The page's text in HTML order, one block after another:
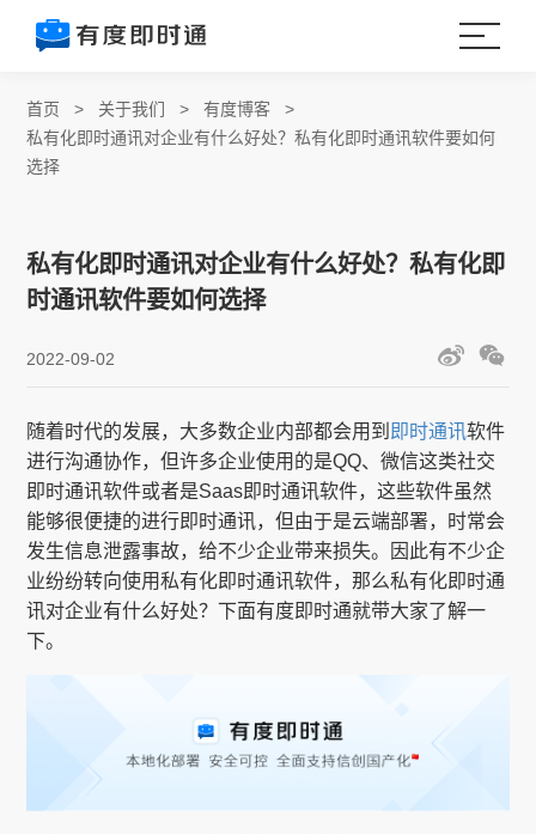
首页 > 关于我们 >有度博客 >
私有化即时通讯对企业有什么好处？私有化即时通讯软件要如何
选择
私有化即时通讯对企业有什么好处？私有化即
时通讯软件要如何选择
2022-09-02
随着时代的发展，大多数企业内部都会用到 即时通讯软件
进行沟通协作，但许多企业使用的是QQ、微信这类社交
即时通讯软件或者是Saas即时通讯软件，这些软件虽然
能够很便捷的进行即时通讯，但由于是云端部署，时常会
发生信息泄露事故，给不少企业带来损失。因此有不少企
业纷纷转向使用私有化即时通讯软件，那么私有化即时通
讯对企业有什么好处？下面有度即时通就带大家了解一
下。